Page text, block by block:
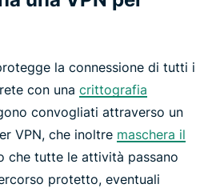
la connessione di tutti i
con una crittografia
convogliati attraverso un
VPN, che inoltre maschera il
che tutte le attività passano
protetto, eventuali